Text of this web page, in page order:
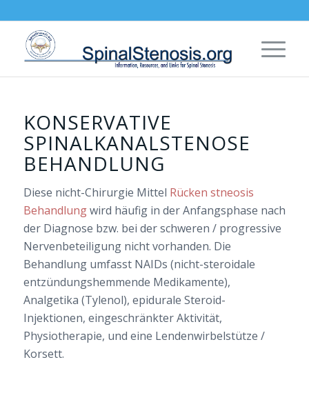
KONSERVATIVE
SPINALKANALSTENOSE
BEHANDLUNG
Diese nicht-Chirurgie Mittel Rücken stneosis
Behandlungwird häufig in der Anfangsphase nach
der Diagnose bzw. bei der schweren / progressive
Nervenbeteiligung nicht vorhanden. Die
Behandlung umfasst NAIDs (nicht-steroidale
entzündungshemmende Medikamente),
Analgetika (Tylenol), epidurale Steroid-
Injektionen, eingeschränkter Aktivität,
Physiotherapie, und eine Lendenwirbelstütze /
Korsett.